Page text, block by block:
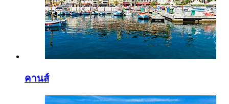
คานส์